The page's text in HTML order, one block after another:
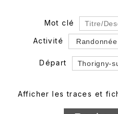
Mot clé
Activité
Départ
Département
Afficher les traces et